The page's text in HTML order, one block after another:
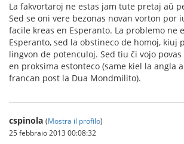
La fakvortaroj ne estas jam tute pretaj aŭ
Sed se oni vere bezonas novan vorton por
facile kreas en Esperanto. La problemo ne
Esperanto, sed la obstineco de homoj, kiuj
lingvon de potenculoj. Sed tiu ĉi vojo
en proksima estonteco (same kiel la angla
francan post la Dua Mondmilito).
cspinola (Mostra il profilo)
25 febbraio 2013 00:08:32